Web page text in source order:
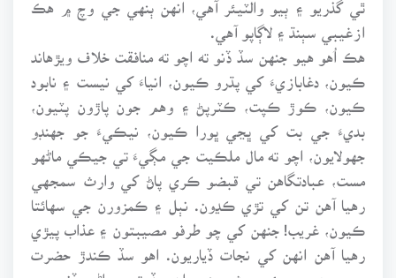
ازغيبي سٻنڌ ۽ لاڳاپو آهي.
هڪ اُهو هيو جنهن سڏ ڏنو ته اچو ته منافقت خلاف ويڙهاند
ڪيون، دغابازيءَ کي پڌرو ڪيون، انياءَ کي نيست ۽ نابود
ڪيون، ڪوڙ ڪپت، ڪٽرپڻ ۽ وهم جون پاڙون پٽيون،
بديءَ جي بت کي ڀڃي ڀورا ڪيون، نيڪيءَ جو جهنڊو
جهولايون، اچو ته مال ملڪيت جي مڳيءَ تي جيڪي ماڻهو
مست، عبادتگاهن تي قبضو ڪري پاڻ کي وارث سمجهي
رهيا آهن تن کي تڙي ڪڍون. نٻل ۽ ڪمزورن جي سهائتا
ڪيون، غريب! جنهن کي چو طرفو مصيبتون ۽ عذاب پيڙي
رهيا آهن انهن کي نجات ڏياريون. اهو سڏ ڪندڙ حضرت
مسيح هيو ۽ ٻئي پرش جنهن ان سڏ تي وراڻي ڏني سو